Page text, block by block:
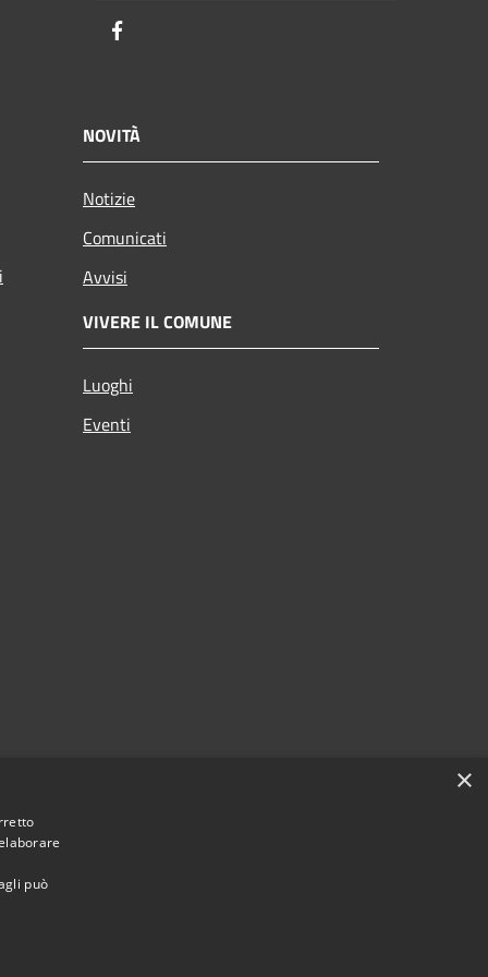
NOVITÀ
Notizie
Comunicati
Avvisi
VIVERE IL COMUNE
Luoghi
Eventi
×
può